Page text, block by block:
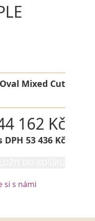
Oval Mixed Cut
162 Kč
DPH 53 436 Kč
si s námi